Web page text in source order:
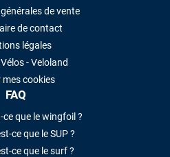
de vente
de contact
légales
- Veloland
mes cookies
FAQ
ce que le wingfoil ?
ce que le SUP ?
ce que le surf ?